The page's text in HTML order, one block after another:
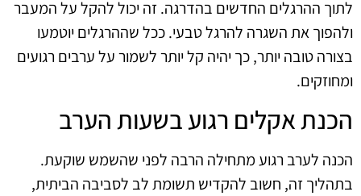
לתוך ההרגלים החדשים בהדרגה. זה יכול להקל על המעבר
ולהפוך את השגרה להרגל טבעי. ככל שההרגלים יוטמעו
בצורה טובה יותר, כך יהיה קל יותר לשמור על ערבים רגועים
ומחוזקים.
הכנת אקלים רגוע בשעות הערב
הכנה לערב רגוע מתחילה הרבה לפני שהשמש שוקעת.
בתהליך זה, חשוב להקדיש תשומת לב לסביבה הביתית,